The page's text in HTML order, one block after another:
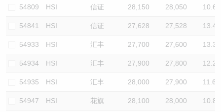
54809 HSI 信证 28,150 28,050 10.6
54841 HSI 信证 27,628 27,528 13.4
54933 HSI 汇丰 27,700 27,600 13.3
54934 HSI 汇丰 27,900 27,800 12.2
54935 HSI 汇丰 28,000 27,900 11.6
54947 HSI 花旗 28,100 28,000 10.8